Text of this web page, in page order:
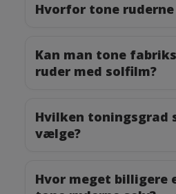
Hvorfor tone
Kan man tone
ruder med solfilm?
Hvilken toningsgrad
vælge?
Hvor meget billigere